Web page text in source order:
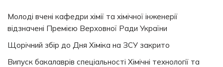
Молоді вчені кафедри хімії та хімічної інженерії
відзначені Премією Верховної Ради України
Щорічний збір до Дня Хіміка на ЗСУ закрито
Випуск бакалаврів спеціальності Хімічні технології та